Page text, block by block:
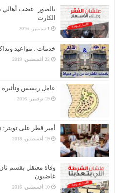
بالصور ..غضب
الكارت
1 سبتمبر، 2016
خدمات : مواعيد
22 أغسطس، 2019
عامل ريسس وتأثيره
19 نوفمبر، 2016
أمير قطر على تويتر:
19 أغسطس، 2018
وفاة معتقل بقسم
غاضبون
10 أغسطس، 2016